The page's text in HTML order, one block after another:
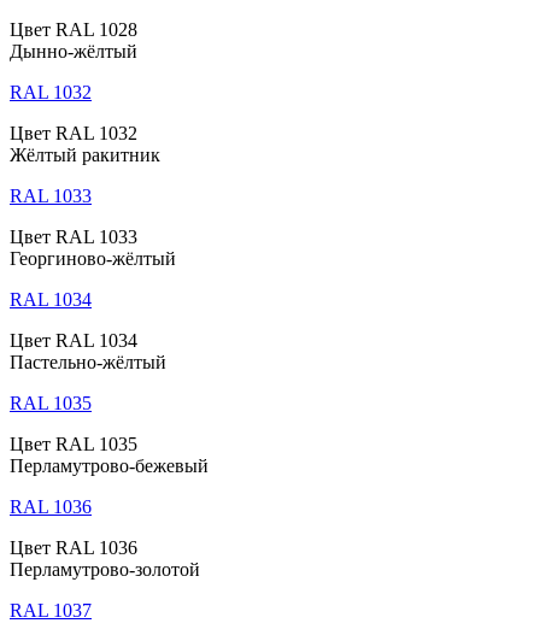
Цвет RAL 1028
Дынно-жёлтый
RAL 1032
Цвет RAL 1032
Жёлтый ракитник
RAL 1033
Цвет RAL 1033
Георгиново-жёлтый
RAL 1034
Цвет RAL 1034
Пастельно-жёлтый
RAL 1035
Цвет RAL 1035
Перламутрово-бежевый
RAL 1036
Цвет RAL 1036
Перламутрово-золотой
RAL 1037